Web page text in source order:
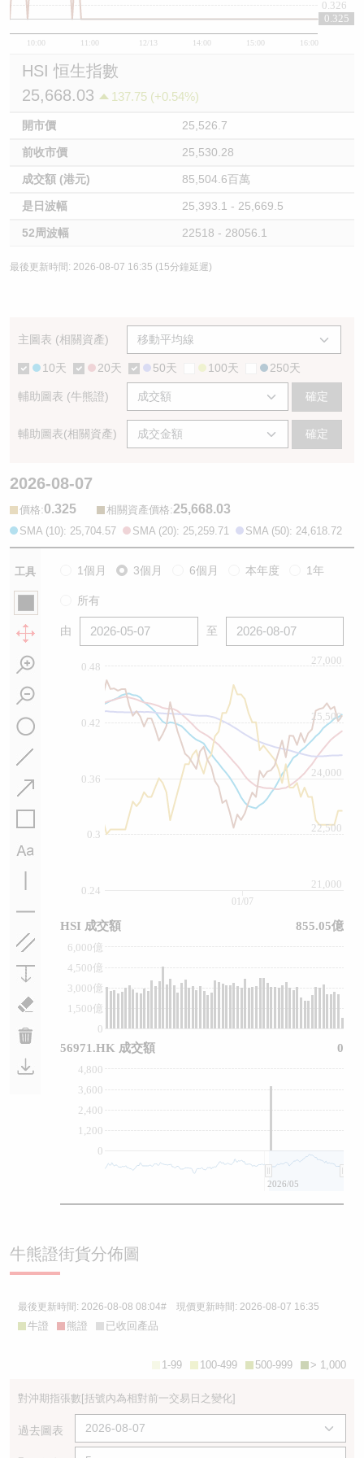
10:00 11:00 12/13 14:00 15:00 16:00
0.326
0.325
HSI 恒生指數
25,668.03
137.75 (+0.54%)
開市價 25,526.7
前收市價 25,530.28
成交額 (港元) 85,504.6百萬
是日波幅 25,393.1 - 25,669.5
52周波幅 22518 - 28056.1
最後更新時間: 2026-08-07 16:35 (15分鐘延遲)
主圖表 (相關資產)
10天 20天 50天 100天 250天
輔助圖表 (牛熊證) 確定
輔助圖表(相關資產) 確定
2026-08-07
價格:0.325 相關資產價格:25,668.03
SMA (10): 25,704.57 SMA (20): 25,259.71 SMA (50): 24,618.72
工具 1個月 3個月 6個月 本年度 1年
所有
由 至
0.24
0.48
0.3
0.36
0.42
24,000
21,000
22,500
25,500
27,000
0
1,500億
3,000億
4,500億
6,000億
0
1,200
2,400
3,600
4,800
01/07
2026/05
HSI 成交額 855.05億
56971.HK 成交額 0
牛熊證街貨分佈圖
最後更新時間: 2026-08-08 08:04# 現價更新時間: 2026-08-07 16:35
牛證 熊證 已收回產品
> 1,000
500-999
100-499
1-99
對沖期指張數[括號內為相對前一交易日之變化]
過去圖表